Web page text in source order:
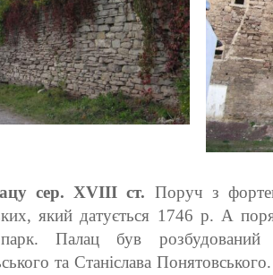
сер. XVIII ст. Поруч з
який датується 1746 р. А
Палац був розбудований
та Станіслава